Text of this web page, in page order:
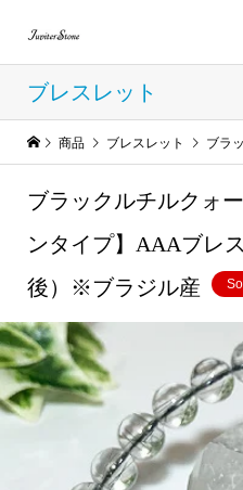
ブレスレット
商品 ブレスレット ブラックルチ
ブラックルチルクォ
ンタイプ】AAAブレ
後）※ブラジル産